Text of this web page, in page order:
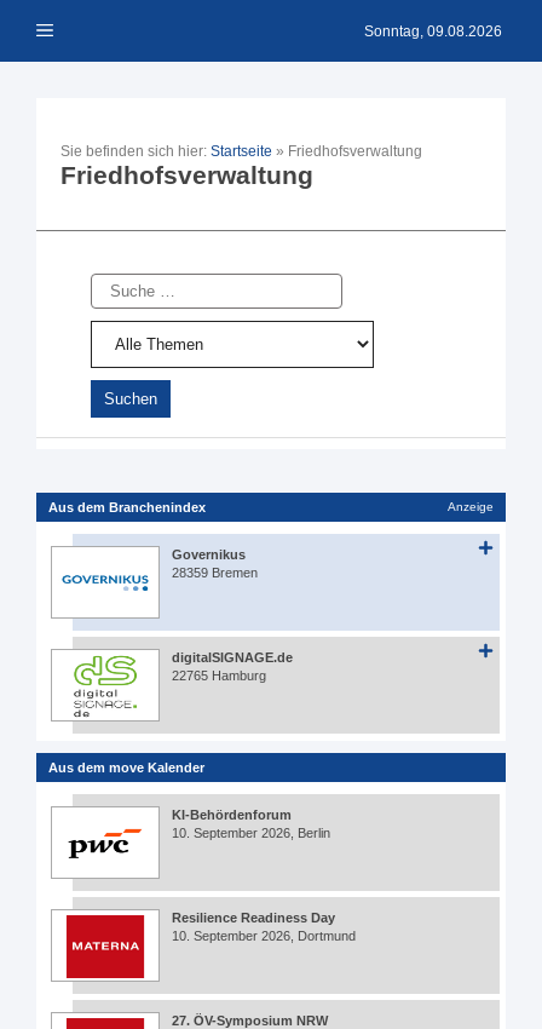
Inhalt Menü Sonntag, 09.08.2026
Sie befinden sich hier: Startseite » Friedhofsverwaltung
Friedhofsverwaltung
Suche
Aus dem Branchenindex Anzeige
Governikus
28359 Bremen
digitalSIGNAGE.de
22765 Hamburg
Aus dem move Kalender
KI-Behördenforum
10. September 2026, Berlin
Resilience Readiness Day
10. September 2026, Dortmund
27. ÖV-Symposium NRW